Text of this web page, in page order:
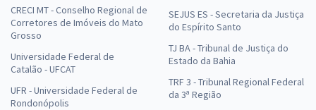
CRECI MT - Conselho Regional de
Corretores de Imóveis do Mato
Grosso
Universidade Federal de
Catalão - UFCAT
UFR - Universidade Federal de
Rondonópolis
SEJUS ES - Secretaria da Justiça
do Espírito Santo
TJ BA - Tribunal de Justiça do
Estado da Bahia
TRF 3 - Tribunal Regional Federal
da 3ª Região